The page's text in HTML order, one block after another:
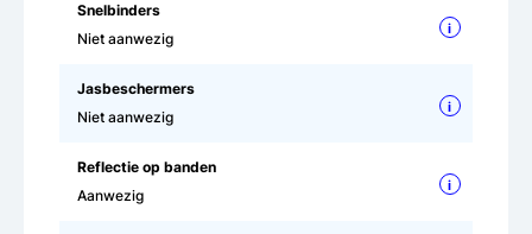
Snelbinders
Niet aanwezig
i
Jasbeschermers
Niet aanwezig
i
Reflectie op banden
Aanwezig
i